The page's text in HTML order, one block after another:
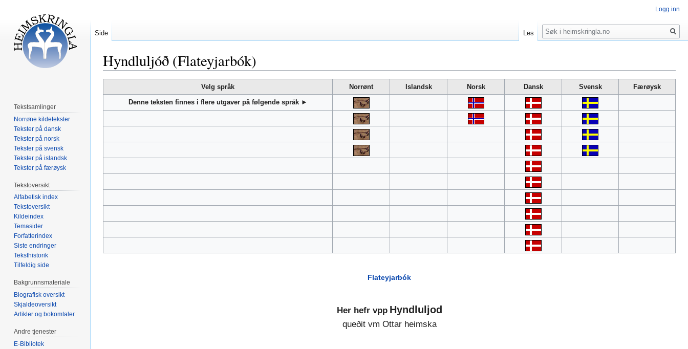
Hyndluljóð (Flateyjarbók)
til
navigering
til
Velg språk Norrønt Islandsk Norsk Dansk Svensk
Færøysk
Denne teksten finnes i flere utgaver på følgende språk ►
Flateyjarbók
Her hefr vpp Hyndluljod
queðit vm Ottar heimska
Logg inn
Side Les
Søk
Tekstsamlinger
Norrøne kildetekster
Tekster på dansk
Tekster på norsk
Tekster på svensk
Tekster på islandsk
Tekster på færøysk
Tekstoversikt
Alfabetisk index
Tekstoversikt
Kildeindex
Temasider
Forfatterindex
Siste endringer
Teksthistorik
Tilfeldig side
Bakgrunnsmateriale
Biografisk oversikt
Skjaldeoversikt
Artikler og bokomtaler
Andre tjenester
E-Bibliotek